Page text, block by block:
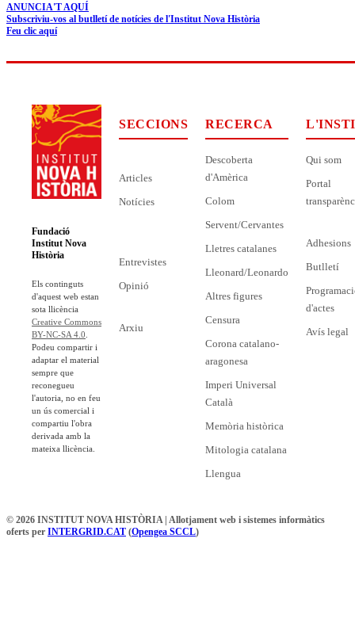
ANUNCIA'T AQUÍ
Subscriviu-vos al butlletí de notícies de l'Institut Nova Història
Feu clic aquí
Fundació
Institut Nova
Història
Els continguts
d'aquest web estan
sota llicència
Creative Commons
BY-NC-SA 4.0
Podeu compartir i
adaptar el material
sempre que
reconegueu
l'autoria, no en feu
un ús comercial i
compartiu l'obra
derivada amb la
mateixa llicència.
SECCIONS
Articles
Notícies
Entrevistes
Opinió
Arxiu
RECERCA
Descoberta
d'Amèrica
Colom
Servent/Cervantes
Lletres catalanes
Lleonard/Leonardo
Altres figures
Censura
Corona catalano-
aragonesa
Imperi Universal
Català
Memòria històrica
Mitologia catalana
Llengua
Qui som
Portal
Adhesions
Butlletí
d'actes
Avís legal
© 2026 INSTITUT NOVA HISTÒRIA | Allotjament web i sistemes informàtics
oferts per INTERGRID.CAT (Opengea SCCL)